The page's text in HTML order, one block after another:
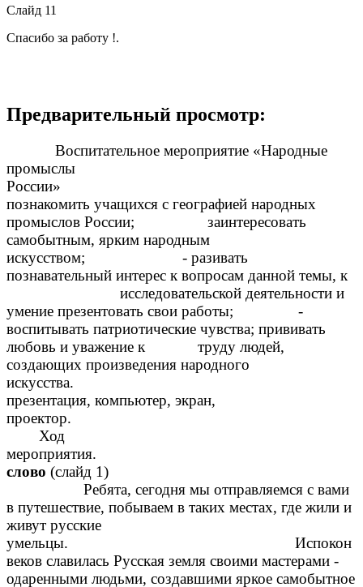
Слайд 11
Спасибо за работу !.
Предварительный просмотр:
Воспитательное мероприятие «Народные
промыслы
познакомить учащихся с географией народных
промыслов России; заинтересовать
самобытным, ярким народным
искусством; - разивать
познавательный интерес к вопросам данной темы, к
исследовательской деятельности и
умение презентовать свои работы; -
воспитывать патриотические чувства; прививать
любовь и уважение к труду людей,
создающих произведения народного
презентация, компьютер, экран,
проектор.
Ход
слово (слайд 1)
Ребята, сегодня мы отправляемся с вами
в путешествие, побываем в таких местах, где жили и
живут русские
умельцы. Испокон
веков славилась Русская земля своими мастерами -
одаренными людьми, создавшими яркое самобытное